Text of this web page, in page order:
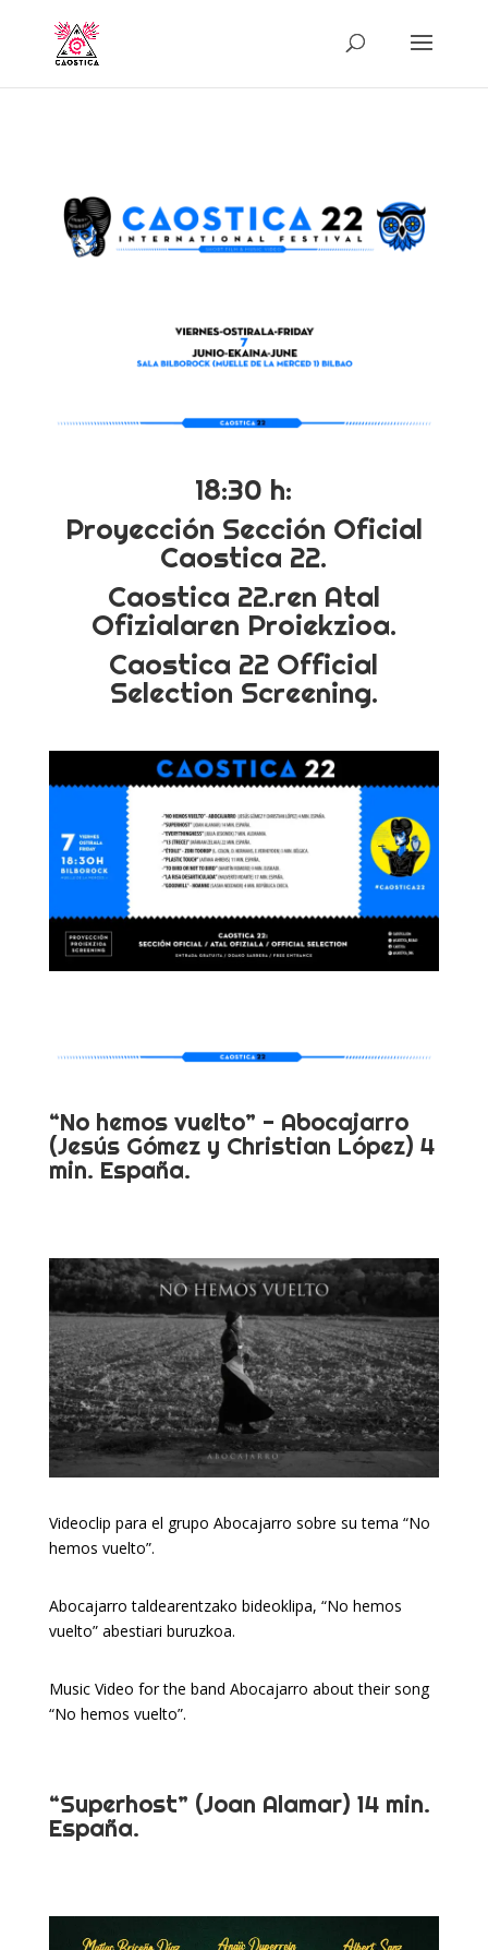
18:30 h:
Proyección Sección Oficial
Caostica 22.
Caostica 22.ren Atal
Ofizialaren Proiekzioa.
Caostica 22 Official
Selection Screening.
“No hemos vuelto” - Abocajarro
(Jesús Gómez y Christian López) 4
min. España.
Videoclip para el grupo Abocajarro sobre su tema “No
hemos vuelto”.
Abocajarro taldearentzako bideoklipa, “No hemos
vuelto” abestiari buruzkoa.
Music Video for the band Abocajarro about their song
“No hemos vuelto”.
“Superhost” (Joan Alamar) 14 min.
España.